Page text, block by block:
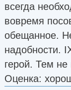
всегда
вовремя
обещанное.
надобности.
герой. Тем
Оценка: